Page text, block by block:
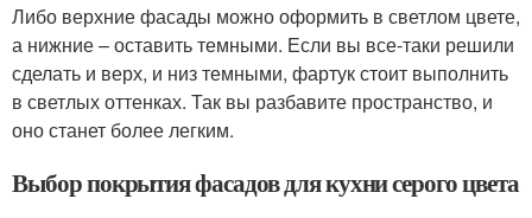
Либо верхние фасады можно оформить в светлом цвете,
а нижние – оставить темными. Если вы все-таки решили
сделать и верх, и низ темными, фартук стоит выполнить
в светлых оттенках. Так вы разбавите пространство, и
оно станет более легким.
Выбор покрытия фасадов для кухни серого цвета